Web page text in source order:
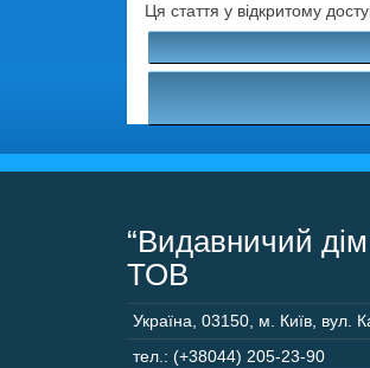
Ця стаття у відкритому
“Видавничий дім
ТОВ
Україна 03150 м. Київ, вул.
тел.: (+38044) 205-23-90